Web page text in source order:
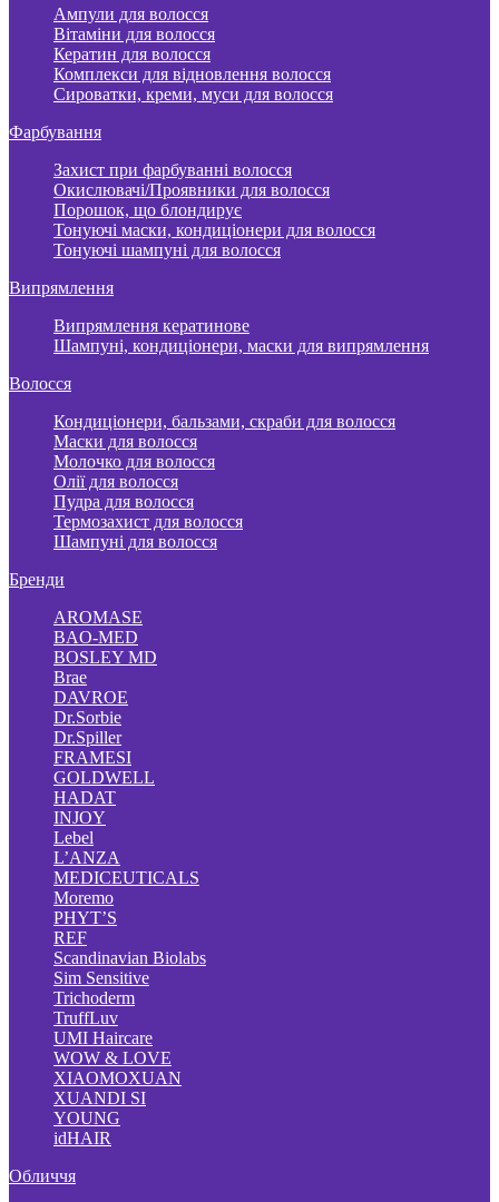
Ампули для волосся
Вітаміни для волосся
Кератин для волосся
Комплекси для відновлення волосся
Сироватки, креми, муси для волосся
Фарбування
Захист при фарбуванні волосся
Окислювачі/Проявники для волосся
Порошок, що блондирує
Тонуючі маски, кондиціонери для волосся
Тонуючі шампуні для волосся
Випрямлення
Випрямлення кератинове
Шампуні, кондиціонери, маски для випрямлення
Волосся
Кондиціонери, бальзами, скраби для волосся
Маски для волосся
Молочко для волосся
Олії для волосся
Пудра для волосся
Термозахист для волосся
Шампуні для волосся
Бренди
AROMASE
BAO-MED
BOSLEY MD
Brae
DAVROE
Dr.Sorbie
Dr.Spiller
FRAMESI
GOLDWELL
HADAT
INJOY
Lebel
L’ANZA
MEDICEUTICALS
Moremo
PHYT’S
REF
Scandinavian Biolabs
Sim Sensitive
Trichoderm
TruffLuv
UMI Haircare
WOW & LOVE
XIAOMOXUAN
XUANDI SI
YOUNG
idHAIR
Обличчя